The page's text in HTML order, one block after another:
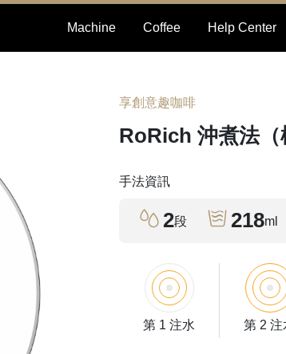
Machine Coffee Help Center
享創意趣咖啡
RoRich 沖煮法（
手法資訊
2段 218ml
第 1 注水 第 2 注